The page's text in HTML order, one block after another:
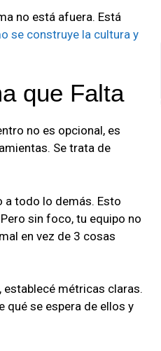
no está afuera. Está
se construye la cultura y
que Falta
no es opcional, es
Se trata de
a todo lo demás. Esto
sin foco, tu equipo no
en vez de 3 cosas
métricas claras.
qué se espera de ellos y